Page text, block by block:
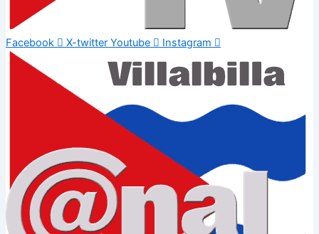
Facebook X-twitter Youtube Instagram